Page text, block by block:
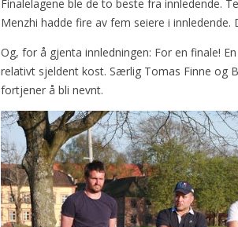
Finalelagene ble de to beste fra innledende.
Menzhi hadde fire av fem seiere i
Og, for å gjenta innledningen: For en finale!
relativt sjeldent kost. Særlig Tomas Finne og
fortjener å bli nevnt.